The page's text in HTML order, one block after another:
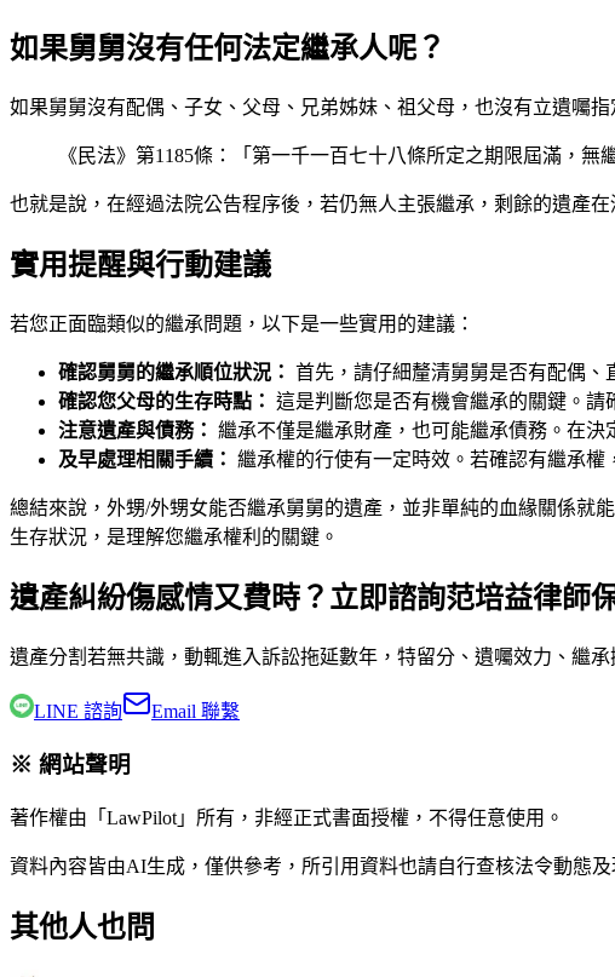
如果舅舅沒有任何法定繼承人呢？
如果舅舅沒有配偶、子女、父母、兄弟姊妹、祖父母，也沒有立遺囑
《民法》第1185條：「第一千一百七十八條所定之期限屆滿，
也就是說，在經過法院公告程序後，若仍無人主張繼承，剩餘的遺產
實用提醒與行動建議
若您正面臨類似的繼承問題，以下是一些實用的建議：
確認舅舅的繼承順位狀況： 首先，請仔細釐清舅舅是否有配偶、
確認您父母的生存時點： 這是判斷您是否有機會繼承的關鍵。請
注意遺產與債務： 繼承不僅是繼承財產，也可能繼承債務。在
及早處理相關手續： 繼承權的行使有一定時效。若確認有繼承
總結來說，外甥/外甥女能否繼承舅舅的遺產，並非單純的血緣關係就
生存狀況，是理解您繼承權利的關鍵。
遺產糾紛傷感情又費時？立即諮詢范培益律師
遺產分割若無共識，動輒進入訴訟拖延數年，特留分、遺囑效力、繼承
LINE 諮詢 Email 聯繫
※ 網站聲明
著作權由「LawPilot」所有，非經正式書面授權，不得任意使用。
資料內容皆由AI生成，僅供參考，所引用資料也請自行查核法令動態
其他人也問